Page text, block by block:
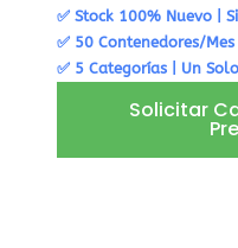
✅ Stock 100% Nuevo |
✅ 50 Contenedores/
✅ 5 Categorías | Un
Solicitar